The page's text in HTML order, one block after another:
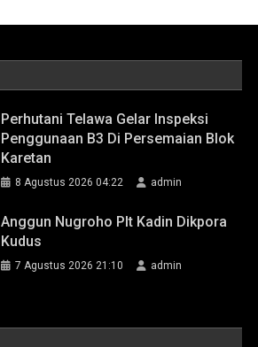
Perhutani Telawa Gelar Inspeksi
Penggunaan B3 Di Persemaian Blok
Karetan
8 Agustus 2026 04:22 admin
Anggun Nugroho Plt Kadin Dikpora
Kudus
7 Agustus 2026 21:10 admin